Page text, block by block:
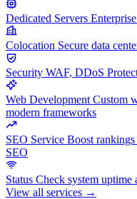
Dedicated Servers
Colocation Secure data
Security WAF, DDoS
Web Development Custom
modern frameworks
SEO Service Boost
SEO
Status Check system
View all services →